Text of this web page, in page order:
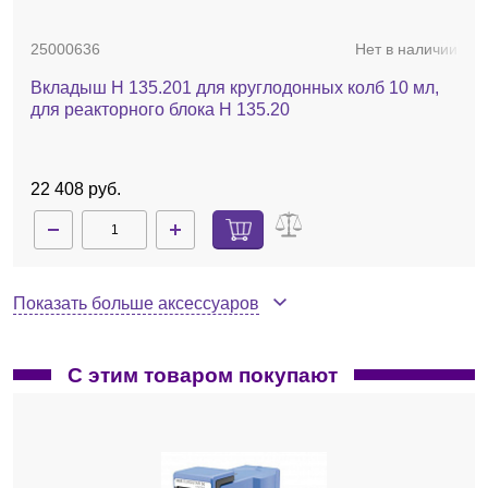
digital, защитная ручка H 102.1 Protection handle,
отвертка (используется для предохранительной цепи),
универсальный месильный стерженьIkaflon 20 Set,
kaflon 30 Set,Ikaflon 40 Set.
25000636 Нет в наличии
Вкладыш H 135.201 для круглодонных колб 10 мл,
для реакторного блока H 135.20
22 408 руб.
Показать больше аксессуаров
С этим товаром покупают